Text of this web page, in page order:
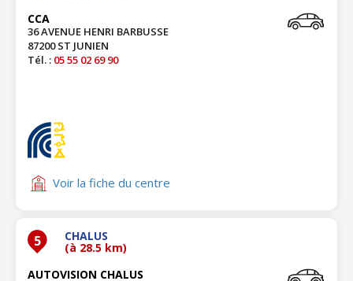
CCA
36 AVENUE HENRI BARBUSSE
87200 ST JUNIEN
Tél. : 05 55 02 69 90
Voir la fiche du centre
5 CHALUS
(à 28.5 km)
AUTOVISION CHALUS